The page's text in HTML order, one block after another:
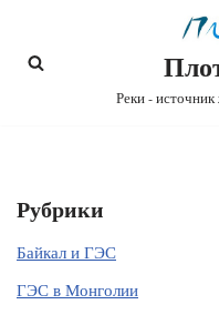
Перейти
Реки - источник
Рубрики
Байкал и ГЭС
ГЭС в Монголии